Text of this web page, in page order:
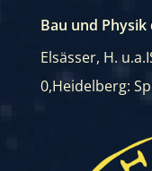
Bau und Physik
Elsässer, H. u.a.
0,Heidelberg: